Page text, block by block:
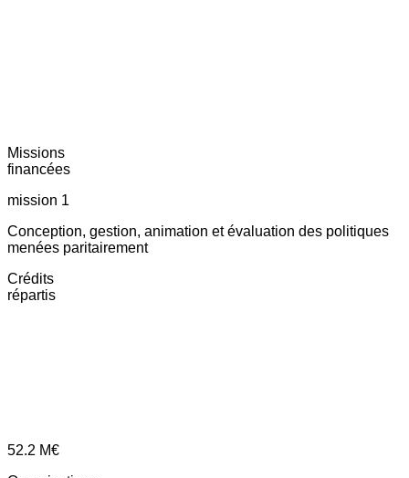
Missions
financées
mission 1
Conception, gestion, animation et évaluation des politiques
menées paritairement
Crédits
répartis
52.2 M€